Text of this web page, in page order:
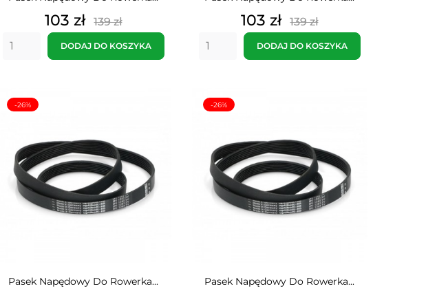
Cena
103 zł Cena
podstawowa
139 zł
DODAJ DO KOSZYKA
Cena
103 zł Cena
podstawowa
139 zł
DODAJ DO KOSZYKA
Pasek Napędowy Do Rowerka...
-26%
Pasek Napędowy Do Rowerka...
-26%